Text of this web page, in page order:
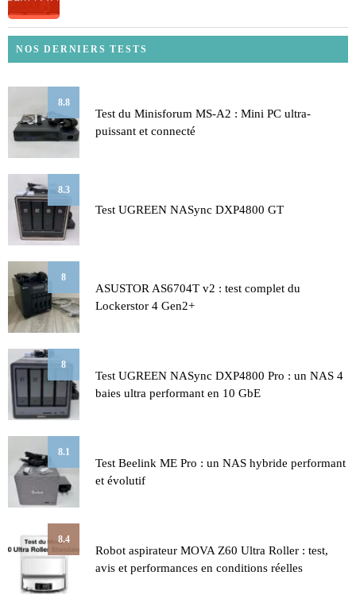
NOS DERNIERS TESTS
8.8
Test du Minisforum MS-A2 : Mini PC ultra-
puissant et connecté
8.3
Test UGREEN NASync DXP4800 GT
8
ASUSTOR AS6704T v2 : test complet du
Lockerstor 4 Gen2+
8
Test UGREEN NASync DXP4800 Pro : un NAS 4
baies ultra performant en 10 GbE
8.1
Test Beelink ME Pro : un NAS hybride performant
et évolutif
8.4
Robot aspirateur MOVA Z60 Ultra Roller : test,
avis et performances en conditions réelles